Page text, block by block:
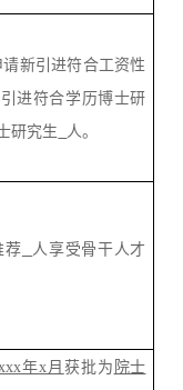
新引进符合工资性
进符合学历博士研
研究生 人。
荐
人享受骨干人才
年x月 获批为 院士